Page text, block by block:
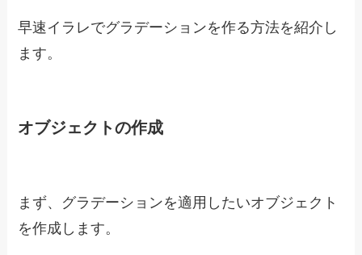
早速イラレでグラデーションを作る方法を紹介し
ます。
オブジェクトの作成
まず、グラデーションを適用したいオブジェクト
を作成します。